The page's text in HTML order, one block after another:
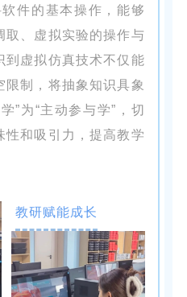
件的基本操作，能够
取、虚拟实验的操作与
到虚拟仿真技术不仅能
限制，将抽象知识具象
”为“主动参与学”，切
性和吸引力，提高教学
教研赋能成长